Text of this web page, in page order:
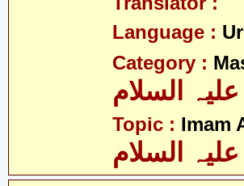
Language :
Category :
Topic : Imam
السلام